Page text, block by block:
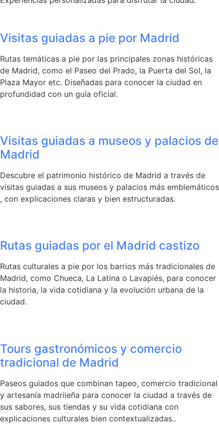
Visitas guiadas a pie por Madrid
Rutas temáticas a pie por las principales zonas históricas
de Madrid, como el Paseo del Prado, la Puerta del Sol, la
Plaza Mayor etc. Diseñadas para conocer la ciudad en
profundidad con un guía oficial.
Visitas guiadas a museos y palacios de
Madrid
Descubre el patrimonio histórico de Madrid a través de
visitas guiadas a sus museos y palacios más emblemáticos
, con explicaciones claras y bien estructuradas.
Rutas guiadas por el Madrid castizo
Rutas culturales a pie por los barrios más tradicionales de
Madrid, como Chueca, La Latina o Lavapiés, para conocer
la historia, la vida cotidiana y la evolución urbana de la
ciudad.
Tours gastronómicos y comercio
tradicional de Madrid
Paseos guiados que combinan tapeo, comercio tradicional
y artesanía madrileña para conocer la ciudad a través de
sus sabores, sus tiendas y su vida cotidiana con
explicaciones culturales bien contextualizadas..